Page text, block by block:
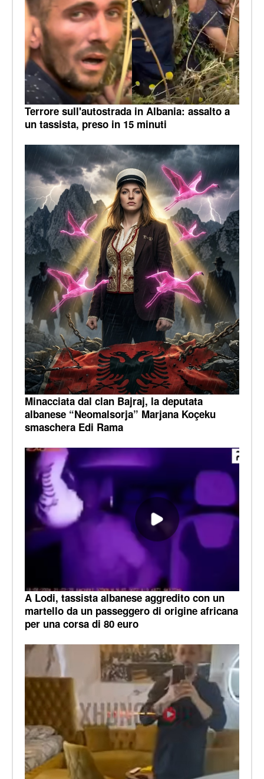
Terrore sull'autostrada in Albania: assalto a
un tassista, preso in 15 minuti
Minacciata dal clan Bajraj, la deputata
albanese “Neomalsorja” Marjana Koçeku
smaschera Edi Rama
A Lodi, tassista albanese aggredito con un
martello da un passeggero di origine africana
per una corsa di 80 euro